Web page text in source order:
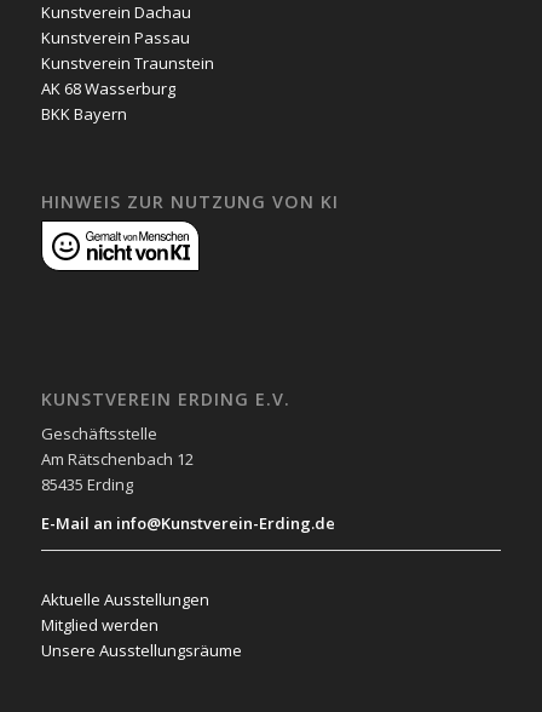
Kunstverein Dachau
Kunstverein Passau
Kunstverein Traunstein
AK 68 Wasserburg
BKK Bayern
HINWEIS ZUR NUTZUNG VON KI
KUNSTVEREIN ERDING E.V.
Geschäftsstelle
Am Rätschenbach 12
85435 Erding
E-Mail an info@Kunstverein-Erding.de
Aktuelle Ausstellungen
Mitglied werden
Unsere Ausstellungsräume